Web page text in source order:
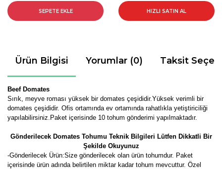
SEPETE EKLE HIZLI SATIN AL
Ürün Bilgisi Yorumlar (0) Taksit
Beef Domates
Sırık, meyve roması yüksek bir domates çeşididir.Yüksek verimli bir
domates çeşididir. Ofis ortamında ev ortamında rahatlıkla yetiştiriciliği
yapılabilirsiniz.Paket içerisinde 10 tohum gönderimi yapılmaktadır.
Gönderilecek Domates Tohumu Teknik Bilgileri Lütfen Dikkatli Bir
Şekilde Okuyunuz
-Gönderilecek Ürün:Size gönderilecek olan ürün tohumdur. Paket
içerisinde ürün adında belirtilen miktar kadar tohum mevcuttur. Özel